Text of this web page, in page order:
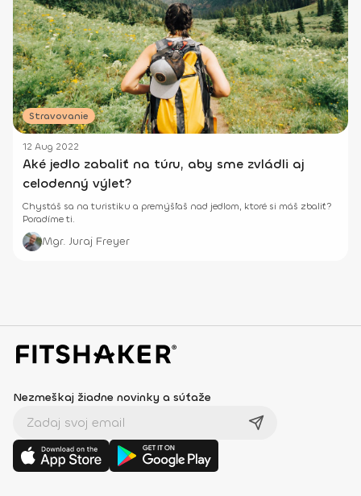
Stravovanie
12 Aug 2022
Aké jedlo zabaliť na túru, aby sme zvládli aj
celodenný výlet?
Chystáš sa na turistiku a premýšľaš nad jedlom, ktoré si máš zbaliť?
Poradíme ti.
Mgr. Juraj Freyer
Nezmeškaj žiadne novinky a súťaže